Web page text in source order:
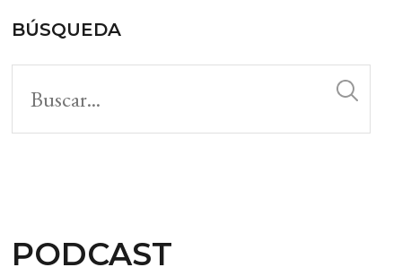
BÚSQUEDA
PODCAST